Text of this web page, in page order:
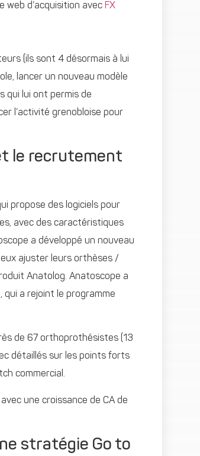
web d’acquisition avec FX
(ils sont 4 désormais à lui
lancer un nouveau modèle
qui lui ont permis de
l’activité grenobloise pour
le recrutement
propose des logiciels pour
avec des caractéristiques
a développé un nouveau
ajuster leurs orthèses /
Anatolog. Anatoscope a
a rejoint le programme
de 67 orthoprothésistes (13
détaillés sur les points forts
commercial.
une croissance de CA de
stratégie Go to